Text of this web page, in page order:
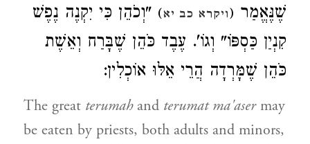
שֶׁנֶּאֱמַר (ויקרא כב יא) "וְכֹהֵן כִּי יִקְנֶה נֶפֶשׁ
קִנְיַן כַּסְפּוֹ" וְגוֹ'. עֶבֶד כֹּהֵן שֶׁבָּרַח וְאֵשֶׁת
כֹּהֵן שֶׁמָּרְדָה הֲרֵי אֵלּוּ אוֹכְלִין:
The great terumahand terumat ma'asermay
be eaten by priests, both adults and minors,